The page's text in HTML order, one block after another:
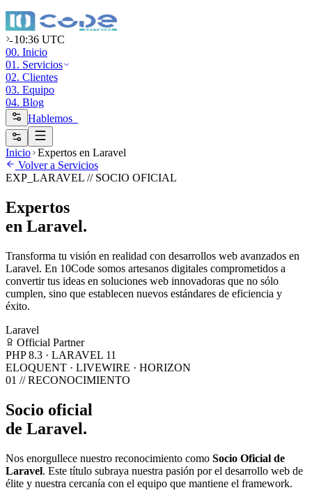
10:36 UTC
00. Inicio
01. Servicios
02. Clientes
03. Equipo
04. Blog
Hablemos_
Inicio Expertos en Laravel
Volver a Servicios
EXP_LARAVEL // SOCIO OFICIAL
Expertos
en Laravel.
Transforma tu visión en realidad con desarrollos web avanzados en
Laravel. En 10Code somos artesanos digitales comprometidos a
convertir tus ideas en soluciones web innovadoras que no sólo
cumplen, sino que establecen nuevos estándares de eficiencia y
éxito.
Laravel
Official Partner
PHP 8.3 · LARAVEL 11
ELOQUENT · LIVEWIRE · HORIZON
01 // RECONOCIMIENTO
Socio oficial
de Laravel.
Nos enorgullece nuestro reconocimiento como Socio Oficial de
Laravel. Este título subraya nuestra pasión por el desarrollo web de
élite y nuestra cercanía con el equipo que mantiene el framework.